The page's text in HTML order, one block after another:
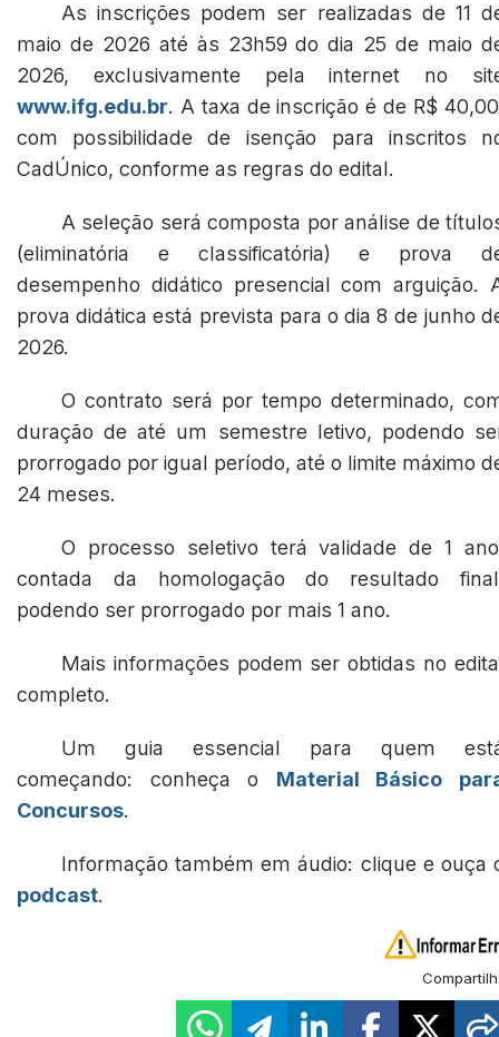
As inscrições podem ser realizadas de 11
maio de 2026 até às 23h59 do dia 25 de maio
2026, exclusivamente pela internet no
www.ifg.edu.br. A taxa de inscrição é de R$
com possibilidade de isenção para inscritos
CadÚnico, conforme as regras do edital.
A seleção será composta por análise de
(eliminatória e classificatória) e prova
desempenho didático presencial com arguição.
prova didática está prevista para o dia 8 de junho
2026.
O contrato será por tempo determinado,
duração de até um semestre letivo, podendo
prorrogado por igual período, até o limite máximo
24 meses.
O processo seletivo terá validade de 1
contada da homologação do resultado
podendo ser prorrogado por mais 1 ano.
Mais informações podem ser obtidas no
completo.
Um guia essencial para quem
começando: conheça o Material Básico
Concursos.
Informação também em áudio: clique e ouça
podcast.